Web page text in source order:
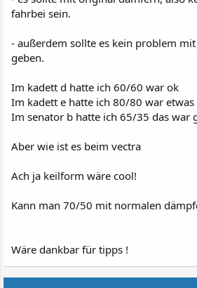
fahrbei sein.
- außerdem sollte es kein problem
geben.
Im kadett d hatte ich 60/60 war ok
Im kadett e hatte ich 80/80 war etwas
Im senator b hatte ich 65/35 das war
Aber wie ist es beim vectra
Ach ja keilform wäre cool!
Kann man 70/50 mit normalen
Wäre dankbar für tipps !